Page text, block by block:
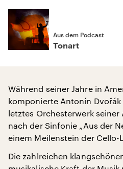
Aus dem Podcast
Tonart
Während seiner Jahre in
komponierte Antonín
letztes Orchesterwerk
nach der Sinfonie „Aus der
einem Meilenstein der Cello-
Die zahlreichen